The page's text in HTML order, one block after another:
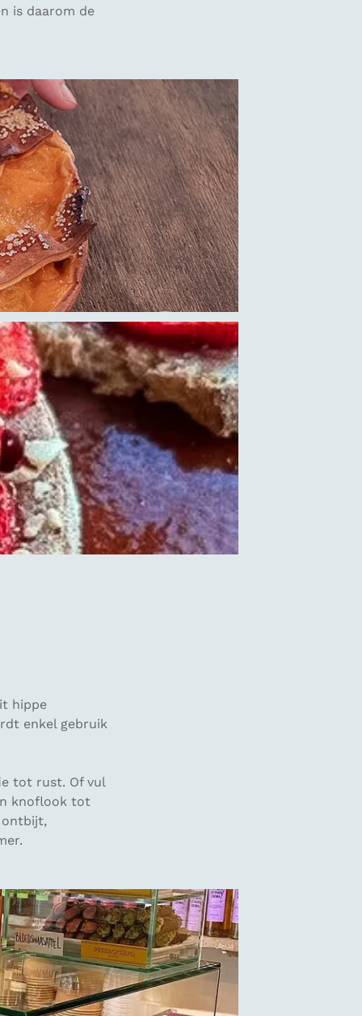
is daarom de
hippe
enkel gebruik
tot rust. Of vul
knoflook tot
ontbijt,